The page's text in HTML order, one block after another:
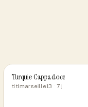
Turquie Cappadoce
titimarseille13 · 7 j